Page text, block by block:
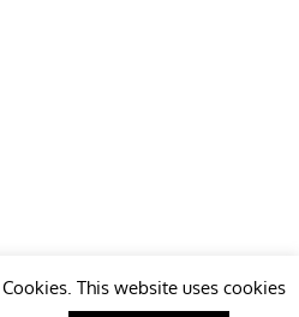
This website uses cookies